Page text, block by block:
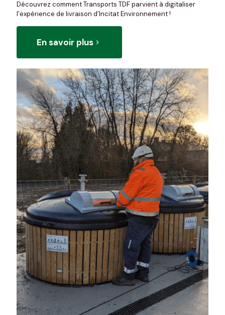
Découvrez comment Transports TDF parvient à digitaliser
l’expérience de livraison d’Incitat Environnement !
En savoir plus